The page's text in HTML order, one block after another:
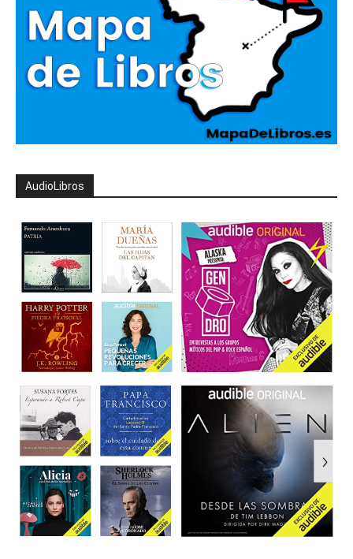
AudioLibros